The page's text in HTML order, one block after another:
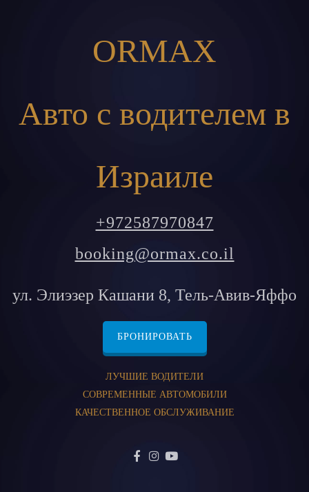
ORMAX
Авто с водителем в
Израиле
+972587970847
booking@ormax.co.il
ул. Элиэзер Кашани 8, Тель-Авив-Яффо
БРОНИРОВАТЬ
ЛУЧШИЕ ВОДИТЕЛИ
СОВРЕМЕННЫЕ АВТОМОБИЛИ
КАЧЕСТВЕННОЕ ОБСЛУЖИВАНИЕ